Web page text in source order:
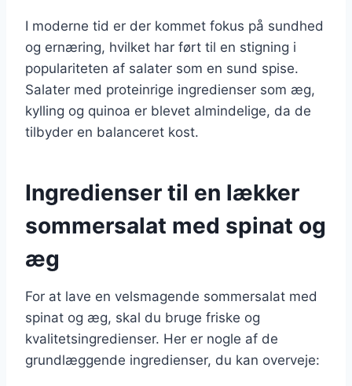
I moderne tid er der kommet fokus på sundhed
og ernæring, hvilket har ført til en stigning i
populariteten af salater som en sund spise.
Salater med proteinrige ingredienser som æg,
kylling og quinoa er blevet almindelige, da de
tilbyder en balanceret kost.
Ingredienser til en lækker
sommersalat med spinat og
æg
For at lave en velsmagende sommersalat med
spinat og æg, skal du bruge friske og
kvalitetsingredienser. Her er nogle af de
grundlæggende ingredienser, du kan overveje: